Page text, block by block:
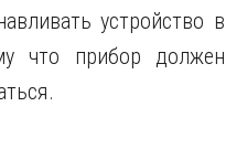
устройство в
что прибор должен